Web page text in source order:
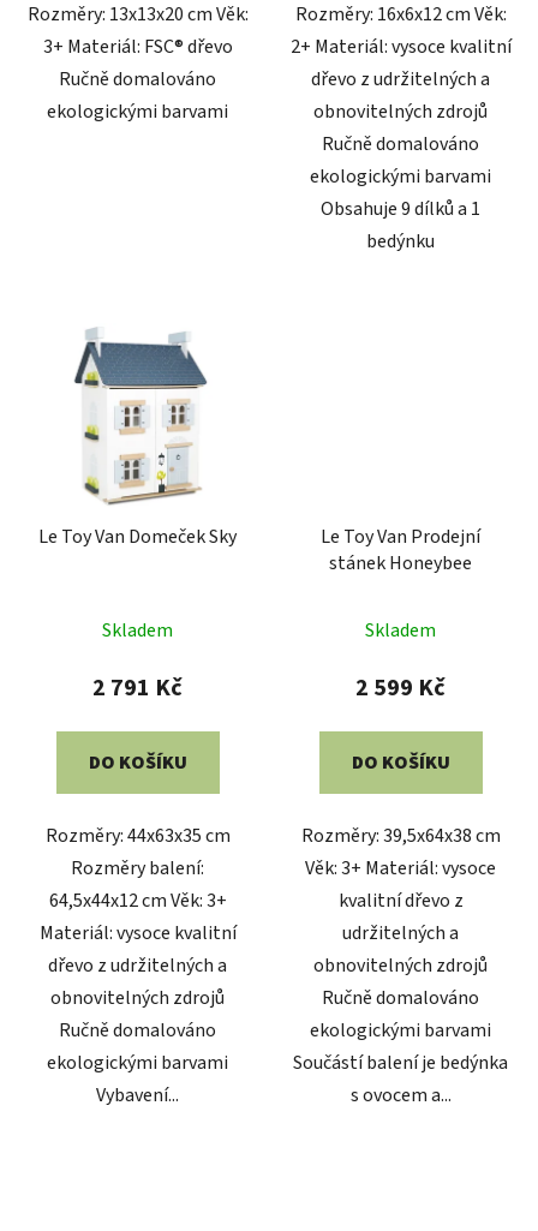
Rozměry: 13x13x20 cm Věk:
3+ Materiál: FSC® dřevo
Ručně domalováno
ekologickými barvami
Rozměry: 16x6x12 cm Věk:
2+ Materiál: vysoce kvalitní
dřevo z udržitelných a
obnovitelných zdrojů
Ručně domalováno
ekologickými barvami
Obsahuje 9 dílků a 1
bedýnku
Le Toy Van Domeček Sky
Skladem
2 791 Kč
DO KOŠÍKU
Rozměry: 44x63x35 cm
Rozměry balení:
64,5x44x12 cm Věk: 3+
Materiál: vysoce kvalitní
dřevo z udržitelných a
obnovitelných zdrojů
Ručně domalováno
ekologickými barvami
Vybavení...
Le Toy Van Prodejní
stánek Honeybee
Skladem
2 599 Kč
DO KOŠÍKU
Rozměry: 39,5x64x38 cm
Věk: 3+ Materiál: vysoce
kvalitní dřevo z
udržitelných a
obnovitelných zdrojů
Ručně domalováno
ekologickými barvami
Součástí balení je bedýnka
s ovocem a...